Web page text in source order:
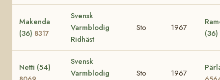
Makenda
(36) 8317
Svensk
Varmblodig
Ridhäst
Sto 1967
(36)
Netti (54)
Svensk
Varmblodig
Sto 1967